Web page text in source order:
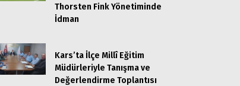
Thorsten Fink Yönetiminde
İdman
Kars’ta İlçe Millî Eğitim
Müdürleriyle Tanışma ve
Değerlendirme Toplantısı